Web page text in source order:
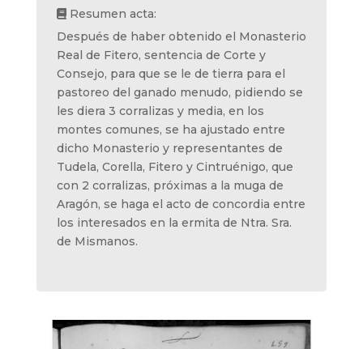
Resumen acta:
Después de haber obtenido el Monasterio
Real de Fitero, sentencia de Corte y
Consejo, para que se le de tierra para el
pastoreo del ganado menudo, pidiendo se
les diera 3 corralizas y media, en los
montes comunes, se ha ajustado entre
dicho Monasterio y representantes de
Tudela, Corella, Fitero y Cintruénigo, que
con 2 corralizas, próximas a la muga de
Aragón, se haga el acto de concordia entre
los interesados en la ermita de Ntra. Sra.
de Mismanos.